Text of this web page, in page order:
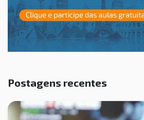
Postagens recentes